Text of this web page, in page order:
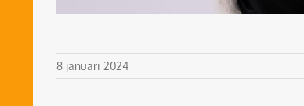
8 januari 2024